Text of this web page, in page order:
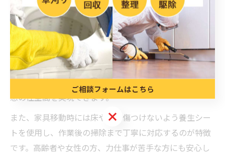
間取りを最適化することで、部屋の使い勝手や動線が改
善され、日々の生活が格段に快適になります。例えばリ
ビングのソファやベッドの位置を見直すだけでも、空間
の広がりや採光が変わり、気分転換にもつながります。
便利屋は現地での状況確認を行い、ご希望に合わせて最
適な家具移動プランを提案してくれるため、無理なく理
想の住空間を実現できます。
また、家具移動時には床や壁を傷つけないよう養生シー
トを使用し、作業後の掃除まで丁寧に対応するのが特徴
です。高齢者や女性の方、力仕事が苦手な方にも安心し
ご相談フォームはこちら
ご相談フォームはこちら